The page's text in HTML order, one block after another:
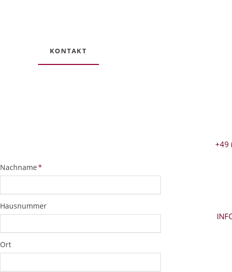
KONTAKT
Pflichtfeld
Nachname*
Hausnummer
Ort
+49